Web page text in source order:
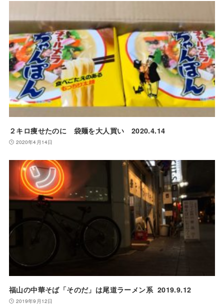
２キロ痩せたのに 袋麺を大人買い 2020.4.14
2020年4月14日
福山の中華そば「そのだ」は尾道ラーメン系 2019.9.12
2019年9月12日